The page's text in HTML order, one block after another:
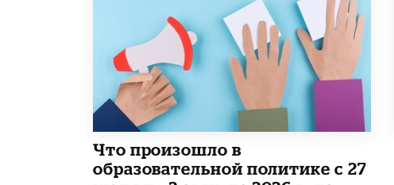
​Что произошло в
образовательной политике с 27